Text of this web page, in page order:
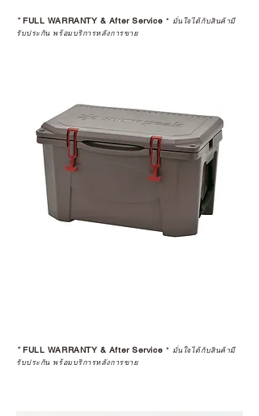
STUDIO และร้านตัวแทนจำหน่ายที่
ได้รับการแต่งตั้งอย่างเป็นทางการ จะ
เป็นการให้คำแนะนำ การดูแลสินค้า
หรือการแก้ไขปัญหาที่อาจเกิดขึ้นใน
อนาคต
ก่อนตัดสินใจซื้อสินค้า เราอยาก
แนะนำให้คุณสอบถามทุกครั้งว่า ร้าน
ค้าที่คุณกำลังเลือกซื้อนั้น มีการรับ
ประกันสินค้าจากตัวแทนจำหน่าย
ในอุปกรณ์ที่คุณรัก มีคุณค่าอย่าง
*FULL WARRANTY & After Service * มั่นใจได้กับสินค้ามี
รับประกัน พร้อมบริการหลังการขาย
*FULL WARRANTY & After Service * มั่นใจได้กับสินค้ามี
รับประกัน พร้อมบริการหลังการขาย